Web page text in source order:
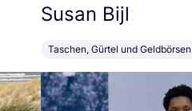
Susan Bijl
Taschen, Gürtel und Geldbörsen